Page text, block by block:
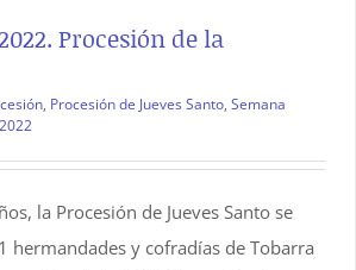
Procesión de la
, Procesión de Jueves Santo, Semana
la Procesión de Jueves Santo se
hermandades y cofradías de Tobarra